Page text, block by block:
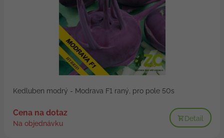
Kedluben modrý - Modrava F1 raný, pro pole 50s
Cena na dotaz
Na objednávku
Detail